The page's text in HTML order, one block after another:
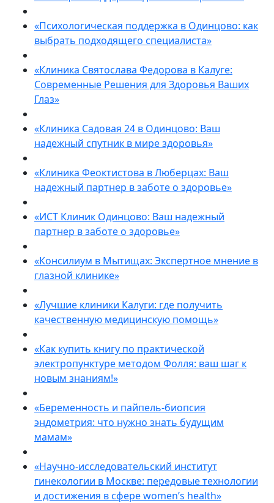
«Психологическая поддержка в Одинцово: как
выбрать подходящего специалиста»
«Клиника Святослава Федорова в Калуге:
Современные Решения для Здоровья Ваших
Глаз»
«Клиника Садовая 24 в Одинцово: Ваш
надежный спутник в мире здоровья»
«Клиника Феоктистова в Люберцах: Ваш
надежный партнер в заботе о здоровье»
«ИСТ Клиник Одинцово: Ваш надежный
партнер в заботе о здоровье»
«Консилиум в Мытищах: Экспертное мнение в
глазной клинике»
«Лучшие клиники Калуги: где получить
качественную медицинскую помощь»
«Как купить книгу по практической
электропунктуре методом Фолля: ваш шаг к
новым знаниям!»
«Беременность и пайпель-биопсия
эндометрия: что нужно знать будущим
мамам»
«Научно-исследовательский институт
гинекологии в Москве: передовые технологии
и достижения в сфере women’s health»